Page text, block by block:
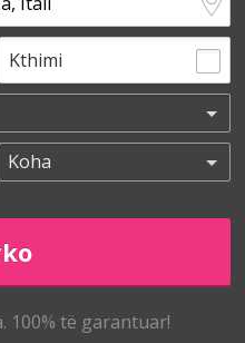
Kthimi
100% të garantuar!